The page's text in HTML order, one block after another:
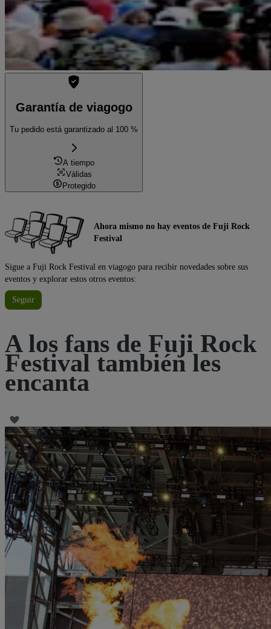
Garantía de viagogo
Tu pedido está garantizado al 100 %
A tiempo
Válidas
Protegido
Ahora mismo no hay eventos de Fuji Rock
Festival
Sigue a Fuji Rock Festival en viagogo para recibir novedades sobre sus
eventos y explorar estos otros eventos:
Seguir
A los fans de Fuji Rock
Festival también les
encanta